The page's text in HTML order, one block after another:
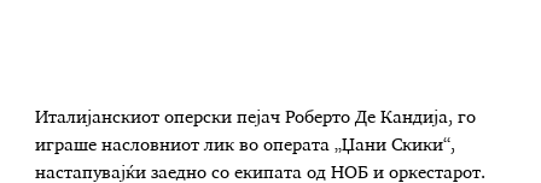
Италијанскиот оперски пејач Роберто Де Кандија, го
играше насловниот лик во операта „Џани Скики“,
настапувајќи заедно со екипата од НОБ и оркестарот.